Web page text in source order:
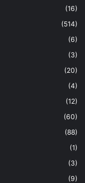
(16)
(514)
(6)
(3)
(20)
(4)
(12)
(60)
(88)
(1)
(3)
(9)